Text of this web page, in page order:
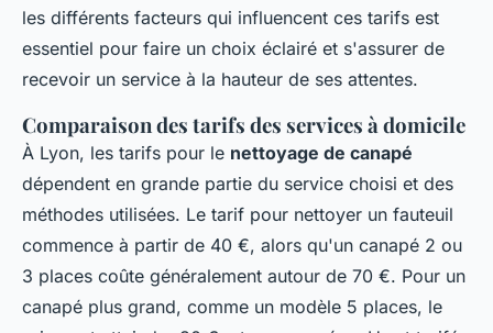
les différents facteurs qui influencent ces tarifs est
essentiel pour faire un choix éclairé et s'assurer de
recevoir un service à la hauteur de ses attentes.
Comparaison des tarifs des services à domicile
À Lyon, les tarifs pour le nettoyage de canapé
dépendent en grande partie du service choisi et des
méthodes utilisées. Le tarif pour nettoyer un fauteuil
commence à partir de 40 €, alors qu'un canapé 2 ou
3 places coûte généralement autour de 70 €. Pour un
canapé plus grand, comme un modèle 5 places, le